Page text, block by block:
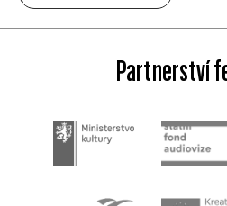
Partnerství